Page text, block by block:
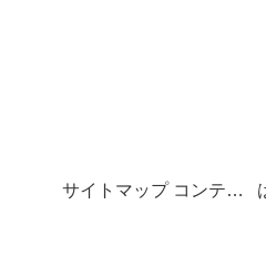
サイトマップ コンテンツの目次